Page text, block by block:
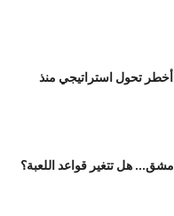
تحول استراتيجي منذ
هل تتغير قواعد اللعبة؟